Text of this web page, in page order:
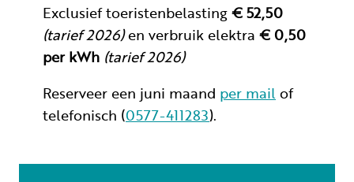
Exclusief toeristenbelasting€ 52,50
(tarief 2026)en verbruik elektra € 0,50
per kWh (tarief 2026)
Reserveer een juni maand per mailof
telefonisch (0577-411283).